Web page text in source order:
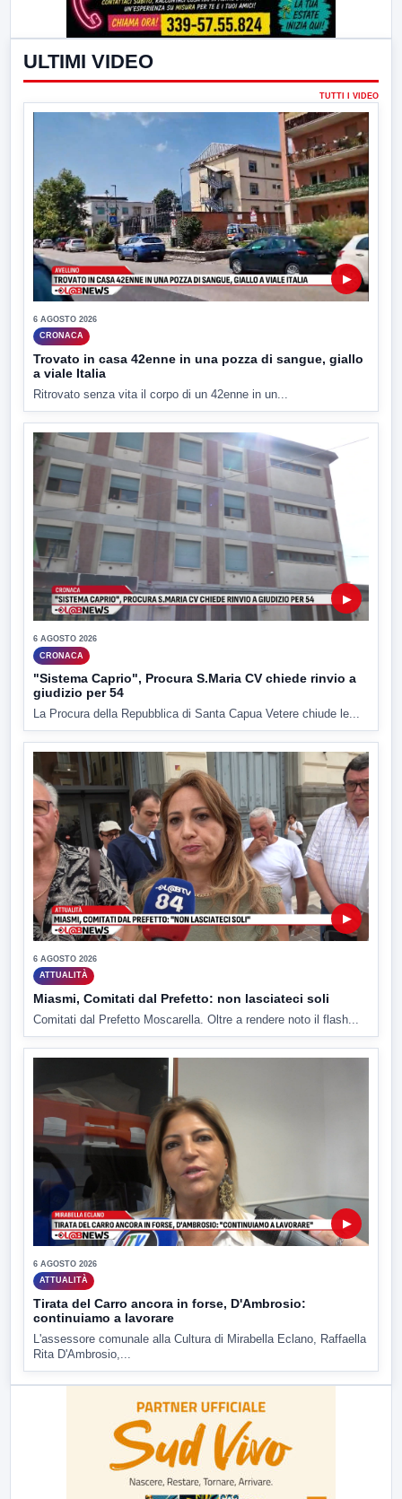
ULTIMI VIDEO
TUTTI I VIDEO
▶
6 AGOSTO 2026
CRONACA
Trovato in casa 42enne in una pozza di sangue, giallo
a viale Italia
Ritrovato senza vita il corpo di un 42enne in un...
▶
6 AGOSTO 2026
CRONACA
"Sistema Caprio", Procura S.Maria CV chiede rinvio a
giudizio per 54
La Procura della Repubblica di Santa Capua Vetere chiude le...
▶
6 AGOSTO 2026
ATTUALITÀ
Miasmi, Comitati dal Prefetto: non lasciateci soli
Comitati dal Prefetto Moscarella. Oltre a rendere noto il flash...
▶
6 AGOSTO 2026
ATTUALITÀ
Tirata del Carro ancora in forse, D'Ambrosio:
continuiamo a lavorare
L'assessore comunale alla Cultura di Mirabella Eclano, Raffaella
Rita D'Ambrosio,...